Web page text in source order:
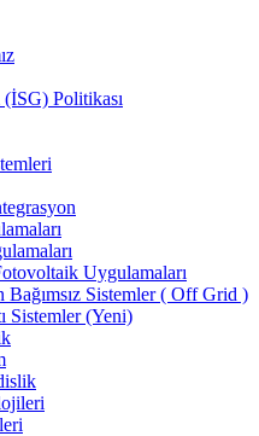
Politikası
Uygulamaları
Bağımsız Sistemler ( Off Grid )
Sistemler (Yeni)